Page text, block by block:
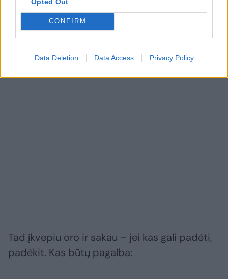
CONFIRM
Data Deletion Data Access Privacy Policy
Tad įkvepiu oro ir sakau – jei kas gali padėti,
padėkit. Kas būtų pagalba: